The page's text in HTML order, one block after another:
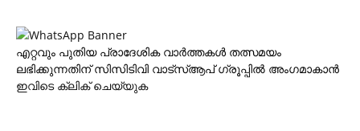
എറ്റവും പുതിയ പ്രാദേശിക വാര്‍ത്തകള്‍ തത്സമയം
ലഭിക്കുന്നതിന് സിസിടിവി വാട്‌സ്ആപ് ഗ്രൂപ്പില്‍ അംഗമാകാന്‍
ഇവിടെ ക്ലിക് ചെയ്യുക